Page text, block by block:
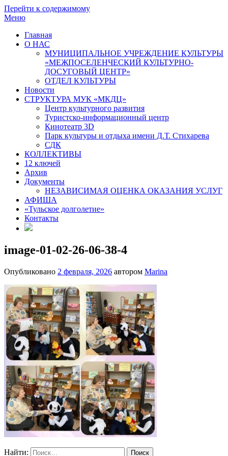
Перейти к содержимому
Меню
Главная
О НАС
МУНИЦИПАЛЬНОЕ УЧРЕЖДЕНИЕ КУЛЬТУРЫ
«МЕЖПОСЕЛЕНЧЕСКИЙ КУЛЬТУРНО-
ДОСУГОВЫЙ ЦЕНТР»
ОТДЕЛ КУЛЬТУРЫ
Новости
СТРУКТУРА МУК «МКДЦ»
Центр культурного развития
Туристско-информационный центр
Кинотеатр 3D
Парк культуры и отдыха имени Д.Т. Стихарева
СДК
КОЛЛЕКТИВЫ
12 ключей
Архив
Документы
НЕЗАВИСИМАЯ ОЦЕНКА ОКАЗАНИЯ УСЛУГ
АФИША
«Тульское долголетие»
Контакты
image-01-02-26-06-38-4
Опубликовано 2 февраля, 2026 автором Marina
Найти: